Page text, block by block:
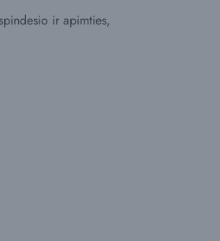
ir apimties,